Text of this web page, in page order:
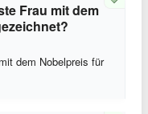
Frau mit dem
dem Nobelpreis für